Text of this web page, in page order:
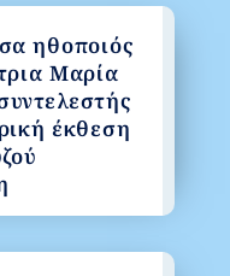
ηθοποιός
Μαρία
έκθεση